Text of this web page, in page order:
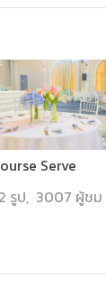
Serve
รูป, 3007 ผู้ชม